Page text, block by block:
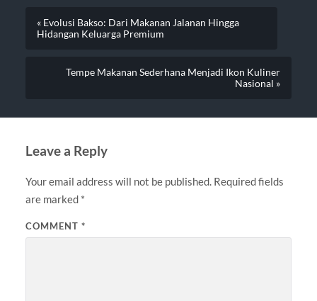
« Evolusi Bakso: Dari Makanan Jalanan Hingga
Hidangan Keluarga Premium
Tempe Makanan Sederhana Menjadi Ikon Kuliner
Nasional »
Leave a Reply
Your email address will not be published. Required fields
are marked *
COMMENT *